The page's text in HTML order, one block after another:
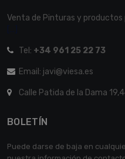
Venta de Pinturas y
Tel: +34 961 25 22 73
Email: javi@viesa.es
Calle Patida de la Dama
BOLETÍN
Puede darse de baja en